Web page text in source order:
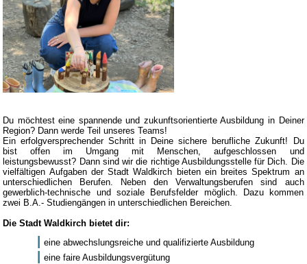
Du möchtest eine spannende und zukunftsorientierte Ausbildung in Deiner
Region? Dann werde Teil unseres Teams!
Ein erfolgversprechender Schritt in Deine sichere berufliche Zukunft! Du
bist offen im Umgang mit Menschen, aufgeschlossen und
leistungsbewusst? Dann sind wir die richtige Ausbildungsstelle für Dich. Die
vielfältigen Aufgaben der Stadt Waldkirch bieten ein breites Spektrum an
unterschiedlichen Berufen. Neben den Verwaltungsberufen sind auch
gewerblich-technische und soziale Berufsfelder möglich. Dazu kommen
zwei B.A.- Studiengängen in unterschiedlichen Bereichen.
Die Stadt Waldkirch bietet dir:
eine abwechslungsreiche und qualifizierte Ausbildung
eine faire Ausbildungsvergütung